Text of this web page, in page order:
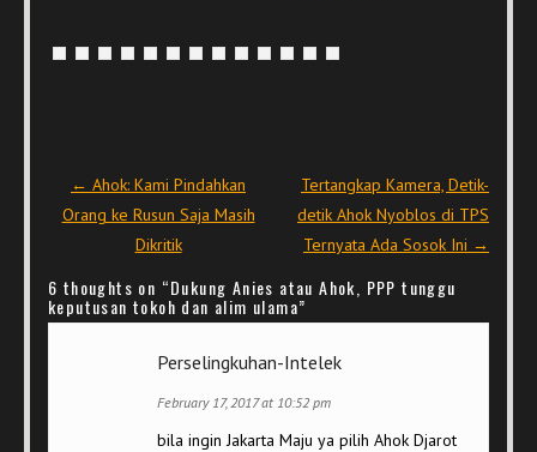
Post navigation
← Ahok: Kami Pindahkan
Orang ke Rusun Saja Masih
Dikritik
Tertangkap Kamera, Detik-
detik Ahok Nyoblos di TPS
Ternyata Ada Sosok Ini →
6 thoughts on “Dukung Anies atau Ahok, PPP tunggu
keputusan tokoh dan alim ulama”
Perselingkuhan-Intelek
February 17, 2017 at 10:52 pm
bila ingin Jakarta Maju ya pilih Ahok Djarot